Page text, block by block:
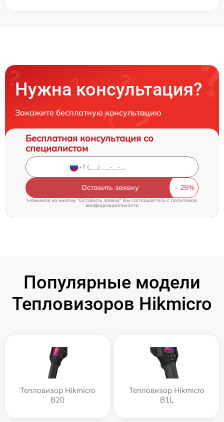
Нужна консультация?
Закажите бесплатную консультацию
Бесплатная консультация со
специалистом
Оставить заявку
Нажимая на кнопку "Оставить заявку" Вы соглашаетесь cполитикой
конфиденциальности
Популярные модели
Тепловизоров Hikmicro
Тепловизор Hikmicro
B20
Тепловизор Hikmicro
B1L